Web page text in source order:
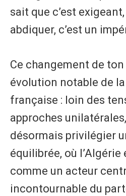
sait que c’est
abdiquer, c’est un
Ce changement de
évolution notable de
française : loin des
approches
désormais privilégier
équilibrée, où
comme un acteur
incontournable du